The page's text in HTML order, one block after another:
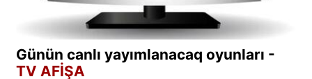
Günün canlı yayımlanacaq oyunları -
TV AFİŞA